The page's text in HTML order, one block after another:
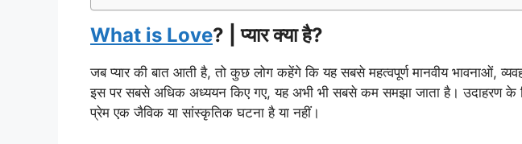
What is Love? | प्यार क्या है?
जब प्यार की बात आती है, तो कुछ लोग कहेंगे कि यह सबसे महत्वपूर्ण मानवीय भावनाओं,
इस पर सबसे अधिक अध्ययन किए गए, यह अभी भी सबसे कम समझा जाता है। उदाहरण के
प्रेम एक जैविक या सांस्कृतिक घटना है या नहीं।